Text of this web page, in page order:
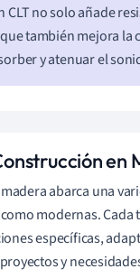
CLT no solo añade
también mejora la
y atenuar el
en
abarca una
modernas. Cada
específicas,
y